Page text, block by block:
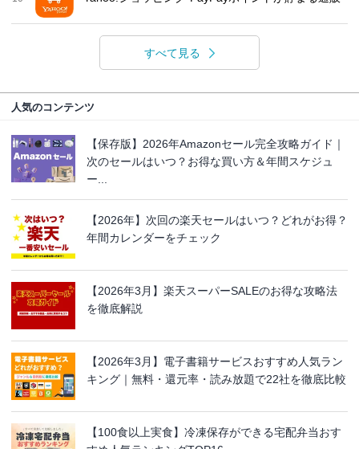
すべて見る
人気のコンテンツ
【保存版】2026年Amazonセール完全攻略ガイド｜
次のセールはいつ？お得な買い方＆年間スケジュ
ー...
【2026年】次回の楽天セールはいつ？どれがお得？
年間カレンダーをチェック
【2026年3月】楽天スーパーSALEのお得な攻略法
を徹底解説
【2026年3月】電子書籍サービスおすすめ人気ラン
キング｜無料・還元率・読み放題で22社を徹底比較
【100食以上実食】冷凍保存ができる宅配弁当おす